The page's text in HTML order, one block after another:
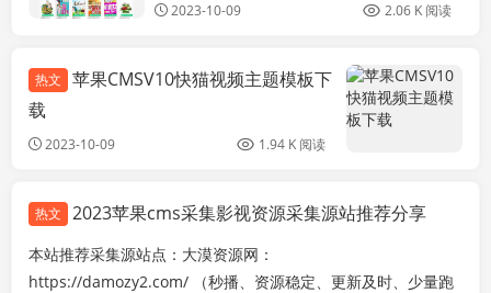
2023-10-09 2.06 K 阅读
热文
苹果CMSV10快猫视频主题模板下
载
2023-10-09 1.94 K 阅读
热文 2023苹果cms采集影视资源采集源站推荐分享
本站推荐采集源站点：大漠资源网：
https://damozy2.com/ （秒播、资源稳定、更新及时、少量跑